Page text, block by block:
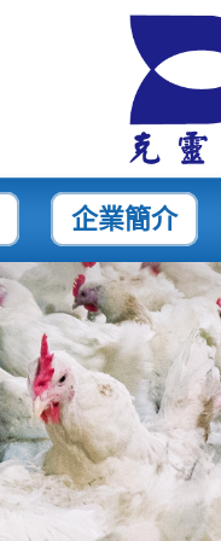
企業簡介